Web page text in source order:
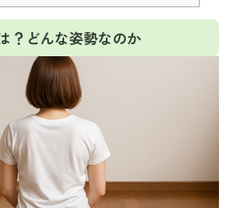
？どんな姿勢なのか